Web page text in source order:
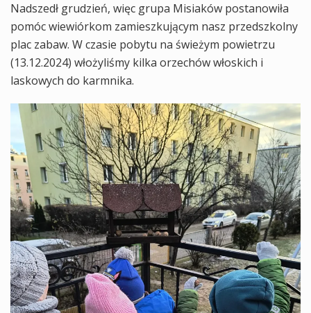
Nadszedł grudzień, więc grupa Misiaków postanowiła
pomóc wiewiórkom zamieszkującym nasz przedszkolny
plac zabaw. W czasie pobytu na świeżym powietrzu
(13.12.2024) włożyliśmy kilka orzechów włoskich i
laskowych do karmnika.